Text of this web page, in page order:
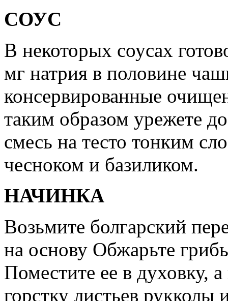
СОУС
В некоторых соусах
мг натрия в половине
консервированные
таким образом урежете
смесь на тесто тонким
чесноком и базиликом.
НАЧИНКА
Возьмите болгарский
на основу Обжарьте
Поместите ее в духовку,
горстку листьев